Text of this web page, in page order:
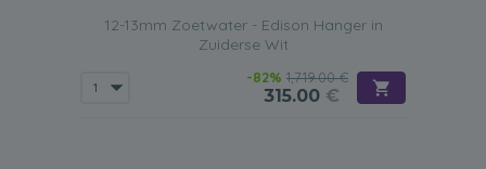
12-13mm Zoetwater - Edison Hanger in
Zuiderse Wit
-82% 1,719.00 €
315.00 €